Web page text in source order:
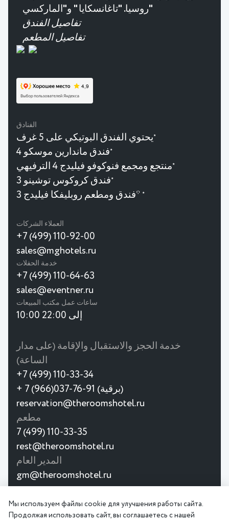
روسيا. "تاغانسكايا " و"الماركسي"
تفاصيل الفندق
تفاصيل المطعم
الفنادق
يحتوي الفندق البوتيكي على 5 غرف★
فندق ماندارين موسكو 4★
منتجع ومجمع فنوكوفو فيليدج 4 الترفيهي★
فندق كروكوس توشينو 3★
فندق ومطعم روبليفكا فيليدج 3* ★
العملاء الشركات
+7 (499) 110-92-00
sales@mghotels.ru
خدمة الحفلات
+7 (499) 110-64-63
sales@eventner.ru
ساعات عمل مكتب المبيعات
10:00 إلى 22:00
خدمة الحجز والاستقبال والإقامة (على مدار
الساعة)
+7 (499) 110-33-34
+ 7 (966)037-76-91 (برقية)
reservation@theroomshotel.ru
مطعم
7 (499) 110-33-35
rest@theroomshotel.ru
المدير العام
gm@theroomshotel.ru
© 2026
فندق ذا رومز البوتيكي هو فندق
اتفاقية
Мы используем файлы cookie для улучшения работы сайта.
Продолжая использовать сайт, вы соглашаетесь с нашей